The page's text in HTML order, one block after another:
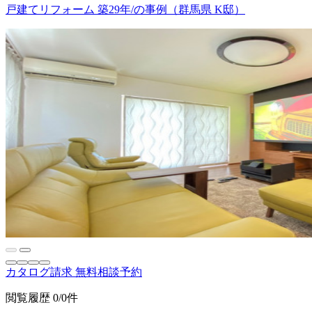
戸建てリフォーム 築29年/の事例（群馬県 K邸）
カタログ請求 無料相談予約
閲覧履歴 0/0件